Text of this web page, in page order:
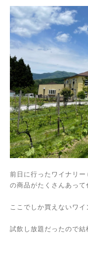
前日に行ったワイナリ
の商品がたくさんあって
ここでしか買えないワイ
試飲し放題だったので結